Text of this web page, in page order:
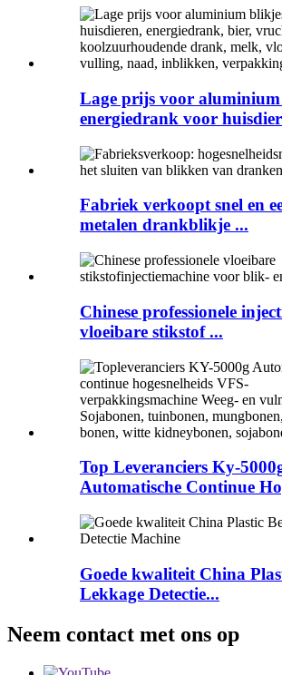
Lage prijs voor
energiedrank voor
Fabriek verkoopt snel en
metalen drankblikje ...
Chinese professionele
vloeibare stikstof ...
Top Leveranciers Ky-
Automatische Continue
Goede kwaliteit China
Lekkage Detectie...
Neem contact met ons op